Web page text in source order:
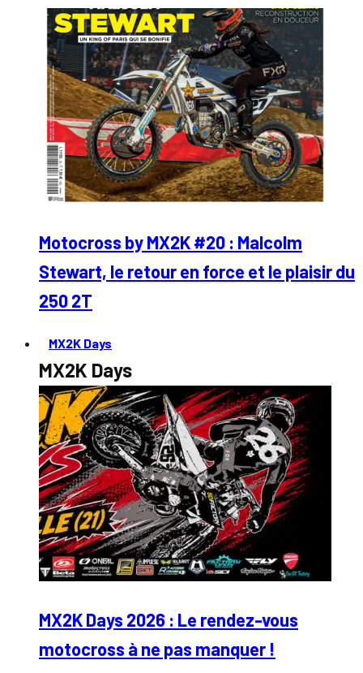
Motocross by MX2K #20 : Malcolm
Stewart, le retour en force et le plaisir du
250 2T
MX2K Days
MX2K Days
MX2K Days 2026 : Le rendez-vous
motocross à ne pas manquer !